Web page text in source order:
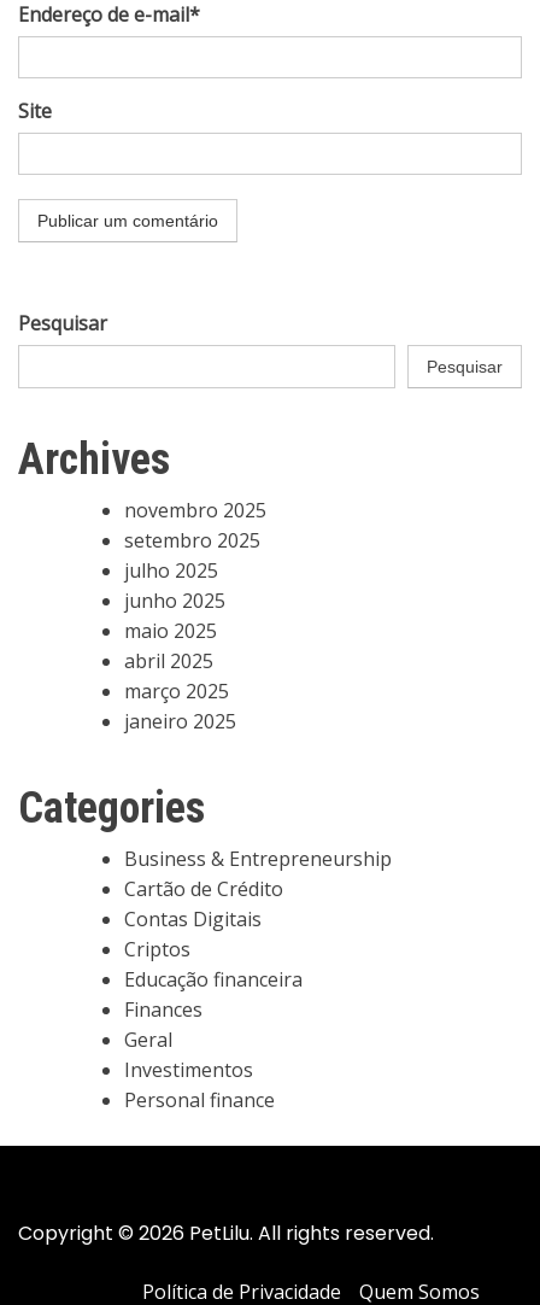
Endereço de e-mail*
Site
Pesquisar
Pesquisar
Archives
novembro 2025
setembro 2025
julho 2025
junho 2025
maio 2025
abril 2025
março 2025
janeiro 2025
Categories
Business & Entrepreneurship
Cartão de Crédito
Contas Digitais
Criptos
Educação financeira
Finances
Geral
Investimentos
Personal finance
Copyright © 2026 PetLilu. All rights reserved.
Política de Privacidade Quem Somos